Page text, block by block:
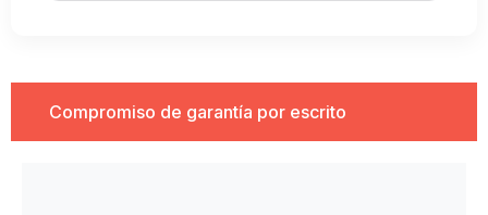
Compromiso de garantía por escrito